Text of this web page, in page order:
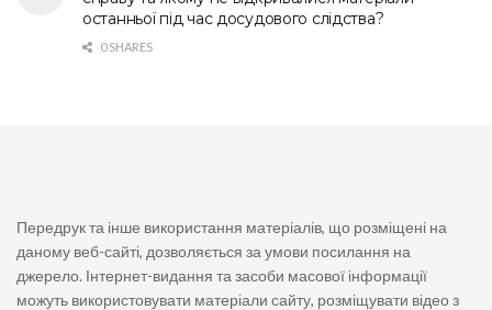
останньої під час досудового слідства?
0 SHARES
Передрук та інше використання матеріалів, що розміщені на
даному веб-сайті, дозволяється за умови посилання на
джерело. Інтернет-видання та засоби масової інформації
можуть використовувати матеріали сайту, розміщувати відео з